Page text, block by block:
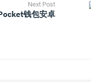
Next Post
钱包安卓